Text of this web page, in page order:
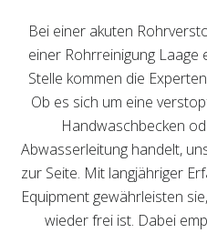
Bei einer akuten
einer Rohrreinigung
Stelle kommen die
Ob es sich um eine
Handwaschbecken
Abwasserleitung handelt,
zur Seite. Mit langjähriger
Equipment gewährleisten
wieder frei ist. Dabei